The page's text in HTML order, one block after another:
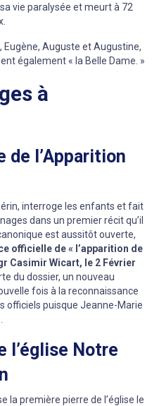
vie paralysée et meurt à 72
Auguste et Augustine,
également « la Belle Dame. »
à
de l’Apparition
interroge les enfants et fait
dans un premier récit qu’il
est aussitôt ouverte,
officielle de « l’apparition de
Casimir Wicart, le 2 Février
du dossier, un nouveau
fois à la reconnaissance
officiels puisque Jeanne-Marie
l’église Notre
la première pierre de l’église le